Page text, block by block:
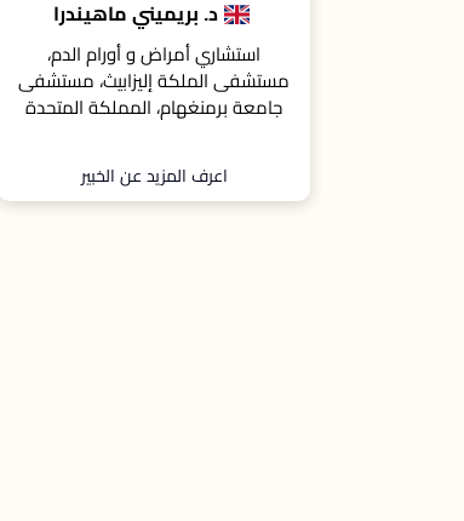
البروفيسور ياك يانسن
رئيس قسم الأورام، مركز ليمبورغ للأورام،
مستشفى سالفاتور، هاسيلت، بلجيكا.
اعرف المزيد عن الخبير